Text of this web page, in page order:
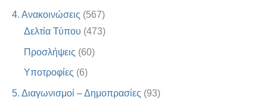
4. Ανακοινώσεις (567)
Δελτία Τύπου (473)
Προσλήψεις (60)
Υποτροφίες (6)
5. Διαγωνισμοί – Δημοπρασίες (93)